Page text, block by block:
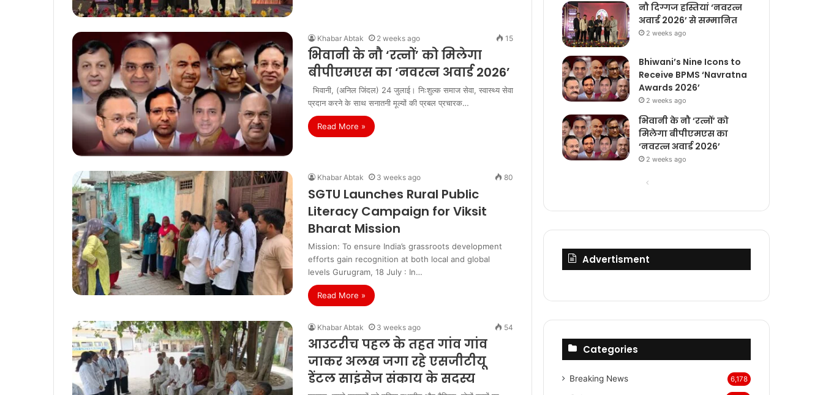
Khabar Abtak 2 weeks ago 15
भिवानी के नौ ‘रत्नों’ को मिलेगा
बीपीएमएस का ‘नवरत्न अवार्ड 2026’
भिवानी, (अनिल जिंदल) 24 जुलाई। निःशुल्क समाज सेवा, स्वास्थ्य सेवा
प्रदान करने के साथ सनातनी मूल्यों की प्रबल प्रचारक…
Read More »
Khabar Abtak 3 weeks ago 80
SGTU Launches Rural Public
Literacy Campaign for Viksit
Bharat Mission
Mission: To ensure India’s grassroots development
efforts gain recognition at both local and global
levels Gurugram, 18 July : In…
Read More »
Khabar Abtak 3 weeks ago 54
आउटरीच पहल के तहत गांव गांव
जाकर अलख जगा रहे एसजीटीयू
डेंटल साइंसेज संकाय के सदस्य
नौ दिग्गज हस्तियां ‘नवरत्न
अवार्ड 2026’ से सम्मानित
2 weeks ago
Bhiwani’s Nine Icons to
Receive BPMS ‘Navratna
Awards 2026’
2 weeks ago
भिवानी के नौ ‘रत्नों’ को
मिलेगा बीपीएमएस का
‘नवरत्न अवार्ड 2026’
2 weeks ago
Previous
Advertisment
Categories
Breaking News 6,178